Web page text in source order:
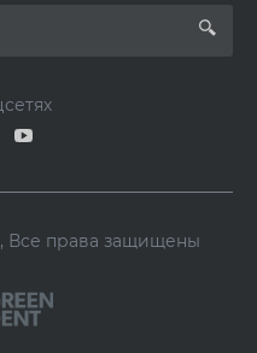
Все права защищены